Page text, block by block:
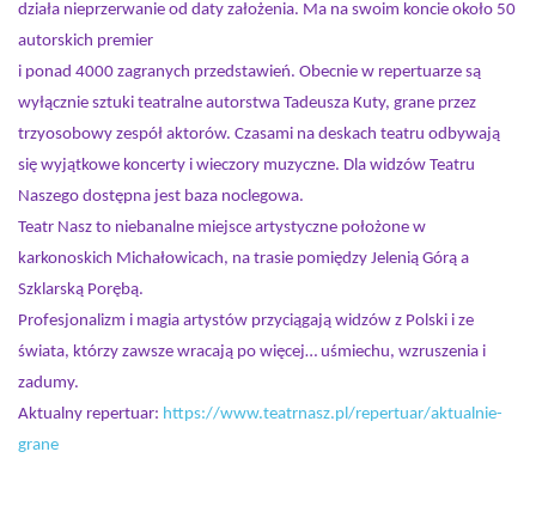
działa nieprzerwanie od daty założenia. Ma na swoim koncie około 50
autorskich premier
i ponad 4000 zagranych przedstawień. Obecnie w repertuarze są
wyłącznie sztuki teatralne autorstwa Tadeusza Kuty, grane przez
trzyosobowy zespół aktorów. Czasami na deskach teatru odbywają
się wyjątkowe koncerty i wieczory muzyczne. Dla widzów Teatru
Naszego dostępna jest baza noclegowa.
Teatr Nasz to niebanalne miejsce artystyczne położone w
karkonoskich Michałowicach, na trasie pomiędzy Jelenią Górą a
Szklarską Porębą.
Profesjonalizm i magia artystów przyciągają widzów z Polski i ze
świata, którzy zawsze wracają po więcej… uśmiechu, wzruszenia i
zadumy.
Aktualny repertuar: https://www.teatrnasz.pl/repertuar/aktualnie-
grane